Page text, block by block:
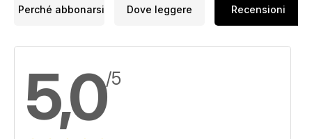
Perché abbonarsi Dove leggere Recensioni
5,0/5